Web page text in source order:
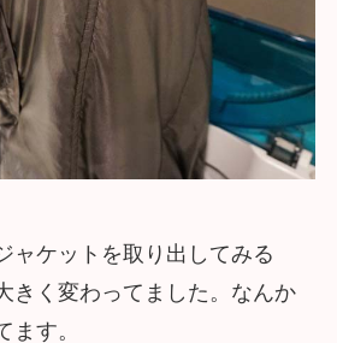
ャケットを取り出してみる
きく変わってました。なんか
ます。